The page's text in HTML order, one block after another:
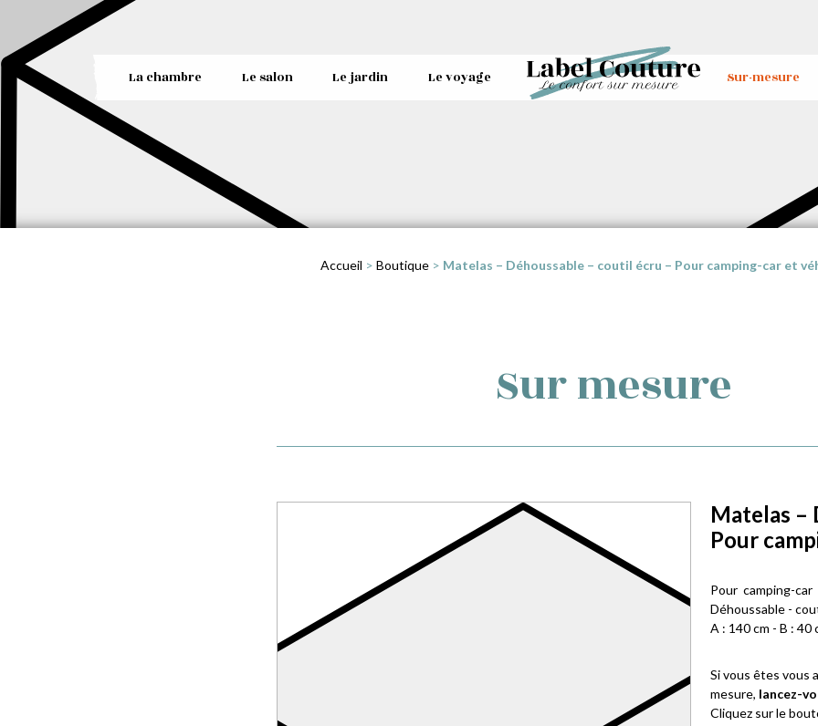
La chambre Le salon Le jardin Le voyage Sur-mesure
Accueil > Boutique> Matelas – Déhoussable – coutil écru – Pour camping-car et
Sur mesure
Matelas –
Pour
Pour camping-
Déhoussable -
A : 140 cm - B : 40
Si vous êtes vous
mesure, lancez-
Cliquez sur le